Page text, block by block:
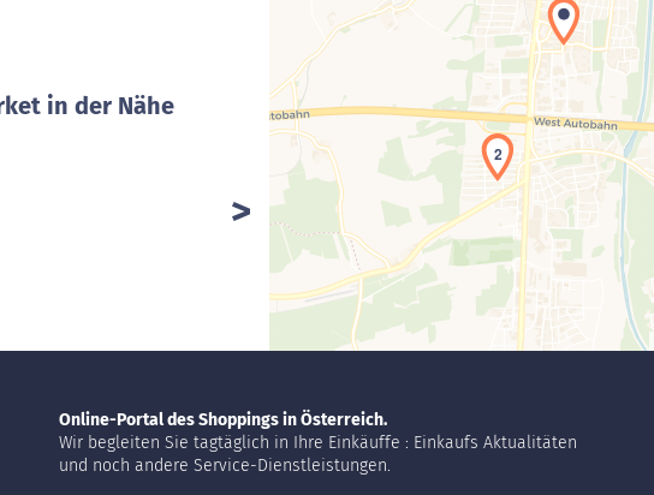
in der Nähe
2
Online-Portal des Shoppings in Österreich.
Wir begleiten Sie tagtäglich in Ihre Einkäuffe : Einkaufs Aktualitäten
und noch andere Service-Dienstleistungen.